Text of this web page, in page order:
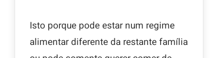
Isto porque pode estar num regime
alimentar diferente da restante família